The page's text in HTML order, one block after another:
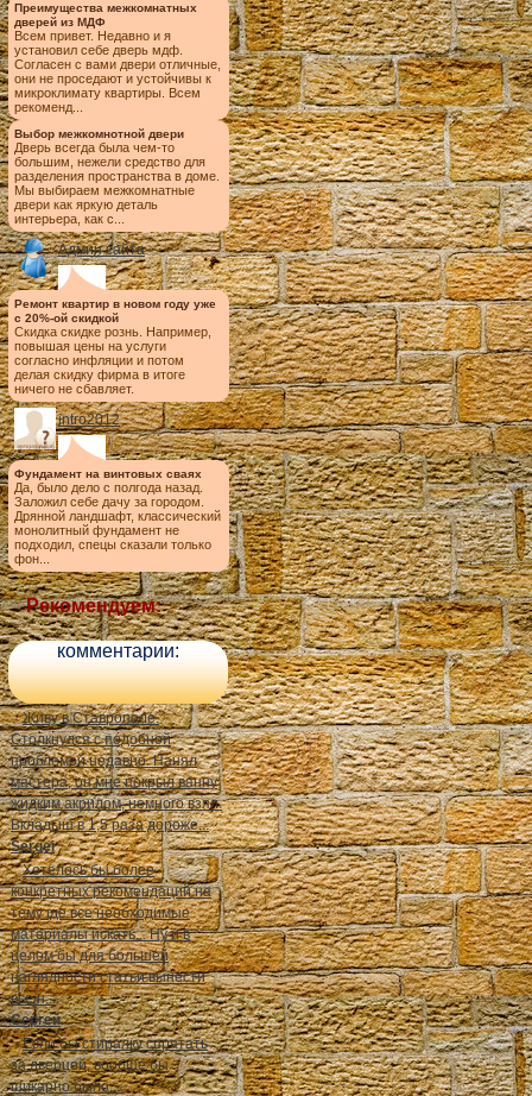
Преимущества межкомнатных
дверей из МДФ
Всем привет. Недавно и я
установил себе дверь мдф.
Согласен с вами двери отличные,
они не проседают и устойчивы к
микроклимату квартиры. Всем
рекоменд...
Выбор межкомнотной двери
Дверь всегда была чем-то
большим, нежели средство для
разделения пространства в доме.
Мы выбираем межкомнатные
двери как яркую деталь
интерьера, как с...
Админ сайта
Ремонт квартир в новом году уже
с 20%-ой скидкой
Скидка скидке рознь. Например,
повышая цены на услуги
согласно инфляции и потом
делая скидку фирма в итоге
ничего не сбавляет.
intro2012
Фундамент на винтовых сваях
Да, было дело с полгода назад.
Заложил себе дачу за городом.
Дрянной ландшафт, классический
монолитный фундамент не
подходил, спецы сказали только
фон...
Рекомендуем:
комментарии:
Живу в Ставрополе.
Столкнулся с подобной
проблемой недавно. Нанял
мастера, он мне покрыл ванну
жидким акрилом, немного взял.
Вкладыш в 1,5 раза дороже...
Sergei
Хотелось бы более
конкретных рекомендаций на
тему где все необходимые
материалы искать... Ну и в
целом бы для большей
наглядности статьи вынести
все н...
Сергей
Если бы стиралку спрятать
за дверцей, вообще бы
шикарно было....